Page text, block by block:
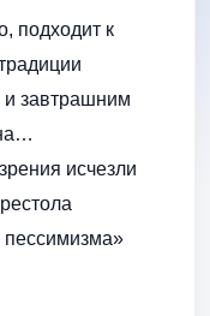
подходит к
завтрашним
исчезли